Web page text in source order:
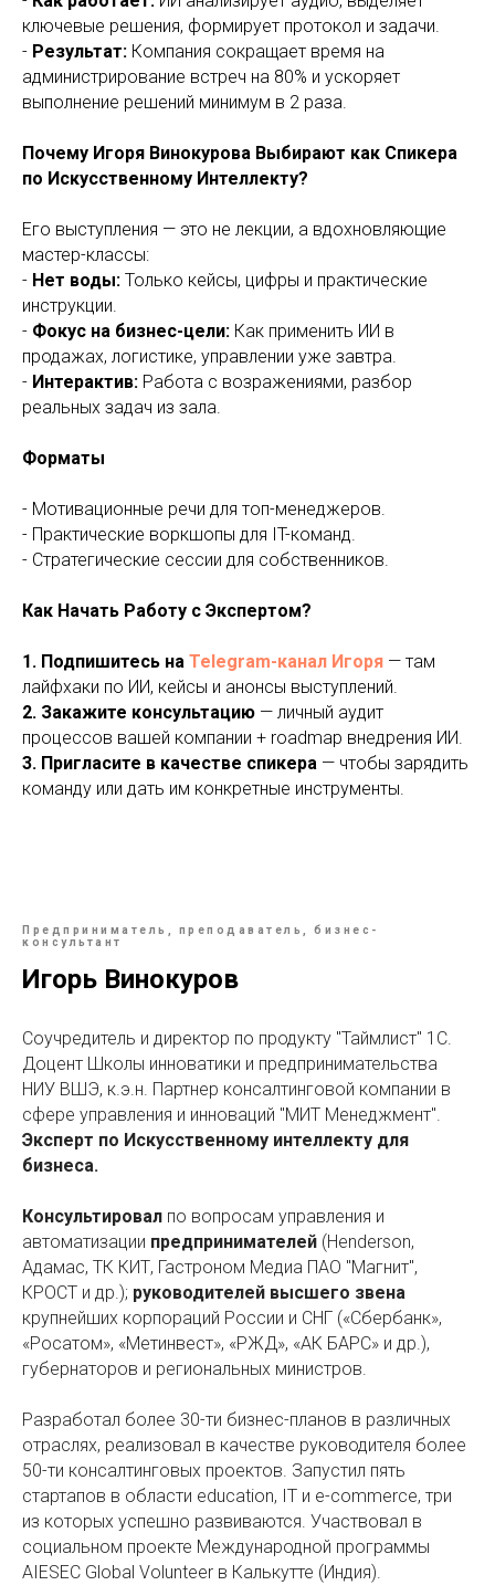
ключевые решения, формирует протокол и задачи.
- Результат: Компания сокращает время на
администрирование встреч на 80% и ускоряет
выполнение решений минимум в 2 раза.
Почему Игоря Винокурова Выбирают как Спикера
по Искусственному Интеллекту?
Его выступления — это не лекции, а вдохновляющие
мастер-классы:
- Нет воды: Только кейсы, цифры и практические
инструкции.
- Фокус на бизнес-цели: Как применить ИИ в
продажах, логистике, управлении уже завтра.
- Интерактив: Работа с возражениями, разбор
реальных задач из зала.
Форматы
- Мотивационные речи для топ-менеджеров.
- Практические воркшопы для IT-команд.
- Стратегические сессии для собственников.
Как Начать Работу с Экспертом?
1. Подпишитесь на Telegram-канал Игоря — там
лайфхаки по ИИ, кейсы и анонсы выступлений.
2. Закажите консультацию — личный аудит
процессов вашей компании + roadmap внедрения ИИ.
3. Пригласите в качестве спикера — чтобы зарядить
команду или дать им конкретные инструменты.
Предприниматель, преподаватель, бизнес-
консультант
Игорь Винокуров
Соучредитель и директор по продукту "Таймлист" 1С.
Доцент Школы инноватики и предпринимательства
НИУ ВШЭ, к.э.н. Партнер консалтинговой компании в
сфере управления и инноваций "МИТ Менеджмент".
Эксперт по Искусственному интеллекту для
бизнеса.
Консультировал по вопросам управления и
автоматизации предпринимателей (Henderson,
Адамас, ТК КИТ, Гастроном Медиа ПАО "Магнит",
КРОСТ и др.); руководителей высшего звена
крупнейших корпораций России и СНГ («Сбербанк»,
«Росатом», «Метинвест», «РЖД», «АК БАРС» и др.),
губернаторов и региональных министров.
Разработал более 30-ти бизнес-планов в различных
отраслях, реализовал в качестве руководителя более
50-ти консалтинговых проектов. Запустил пять
стартапов в области education, IT и e-commerce, три
из которых успешно развиваются. Участвовал в
социальном проекте Международной программы
AIESEC Global Volunteer​ в Калькутте (Индия).